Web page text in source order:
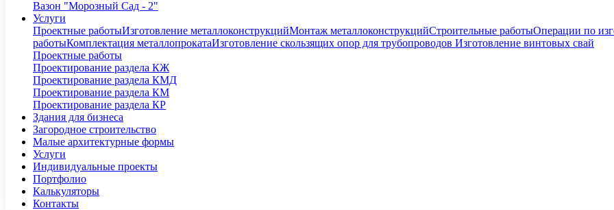
Вазон "Морозный Сад - 2"
Услуги
Проектные работыИзготовление металлоконструкцийМонтаж металлоконструкцийСтроительные работыОперации по
работыКомплектация металлопрокатаИзготовление скользящих опор для трубопроводов Изготовление винтовых свай
Проектные работы
Проектирование раздела КЖ
Проектирование раздела КМД
Проектирование раздела КМ
Проектирование раздела КР
Здания для бизнеса
Загородное строительство
Малые архитектурные формы
Услуги
Индивидуальные проекты
Портфолио
Калькуляторы
Контакты